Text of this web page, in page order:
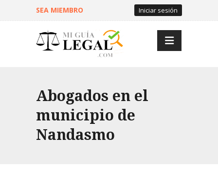
SEA MIEMBRO Iniciar sesión
Abogados en el
municipio de
Nandasmo